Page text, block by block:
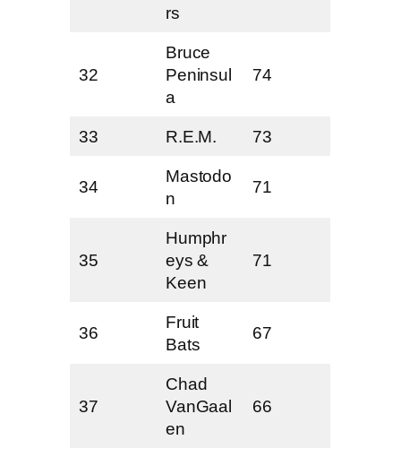
rs
32
Bruce
Peninsul
a
74
33 R.E.M. 73
34
Mastodo
n
71
35
Humphr
eys &
Keen
71
36
Fruit
Bats
67
37
Chad
VanGaal
en
66